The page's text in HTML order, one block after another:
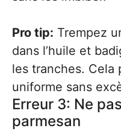
Pro tip: Trempez
dans l’huile et
les tranches. Cela
uniforme sans
Erreur 3: Ne
parmesan